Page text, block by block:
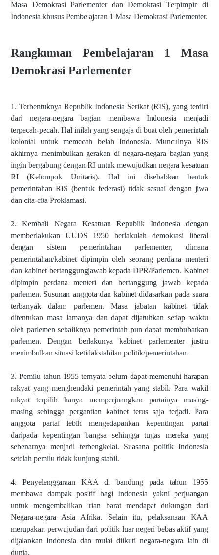
Masa Demokrasi Parlementer dan Demokrasi Terpimpin di
Indonesia khusus Pembelajaran 1 Masa Demokrasi Parlementer.
Rangkuman Pembelajaran 1 Masa
Demokrasi Parlementer
1. Terbentuknya Republik Indonesia Serikat (RIS), yang terdiri
dari negara-negara bagian membawa Indonesia menjadi
terpecah-pecah. Hal inilah yang sengaja di buat oleh pemerintah
kolonial untuk memecah belah Indonesia. Munculnya RIS
akhirnya menimbulkan gerakan di negara-negara bagian yang
ingin bergabung dengan RI untuk mewujudkan negara kesatuan
RI (Kelompok Unitaris). Hal ini disebabkan bentuk
pemerintahan RIS (bentuk federasi) tidak sesuai dengan jiwa
dan cita-cita Proklamasi.
2. Kembali Negara Kesatuan Republik Indonesia dengan
memberlakukan UUDS 1950 berlakulah demokrasi liberal
dengan sistem pemerintahan parlementer, dimana
pemerintahan/kabinet dipimpin oleh seorang perdana menteri
dan kabinet bertanggungjawab kepada DPR/Parlemen. Kabinet
dipimpin perdana menteri dan bertanggung jawab kepada
parlemen. Susunan anggota dan kabinet didasarkan pada suara
terbanyak dalam parlemen. Masa jabatan kabinet tidak
ditentukan masa lamanya dan dapat dijatuhkan setiap waktu
oleh parlemen sebaliknya pemerintah pun dapat membubarkan
parlemen. Dengan berlakunya kabinet parlementer justru
menimbulkan situasi ketidakstabilan politik/pemerintahan.
3. Pemilu tahun 1955 ternyata belum dapat memenuhi harapan
rakyat yang menghendaki pemerintah yang stabil. Para wakil
rakyat terpilih hanya memperjuangkan partainya masing-
masing sehingga pergantian kabinet terus saja terjadi. Para
anggota partai lebih mengedapankan kepentingan partai
daripada kepentingan bangsa sehingga tugas mereka yang
sebenarnya menjadi terbengkelai. Suasana politik Indonesia
setelah pemilu tidak kunjung stabil.
4. Penyelenggaraan KAA di bandung pada tahun 1955
membawa dampak positif bagi Indonesia yakni perjuangan
untuk mengembalikan irian barat mendapat dukungan dari
Negara-negara Asia Afrika. Selain itu, pelaksanaan KAA
merupakan perwujudan dari politik luar negeri bebas aktif yang
dijalankan Indonesia dan mulai diikuti negara-negara lain di
dunia.